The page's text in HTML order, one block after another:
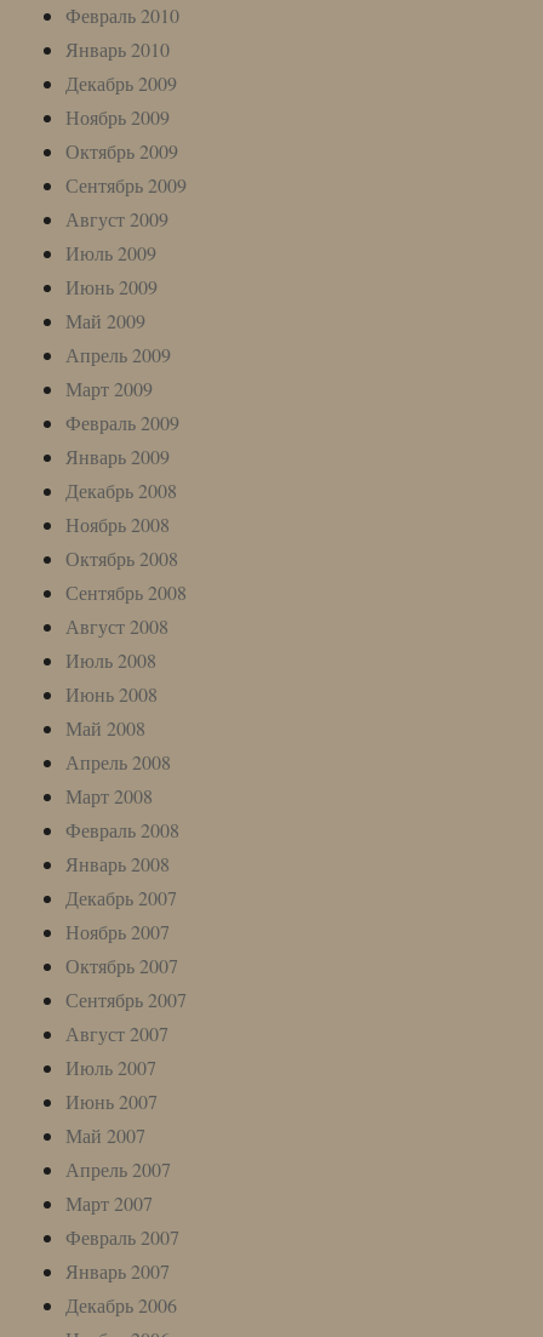
Февраль 2010
Январь 2010
Декабрь 2009
Ноябрь 2009
Октябрь 2009
Сентябрь 2009
Август 2009
Июль 2009
Июнь 2009
Май 2009
Апрель 2009
Март 2009
Февраль 2009
Январь 2009
Декабрь 2008
Ноябрь 2008
Октябрь 2008
Сентябрь 2008
Август 2008
Июль 2008
Июнь 2008
Май 2008
Апрель 2008
Март 2008
Февраль 2008
Январь 2008
Декабрь 2007
Ноябрь 2007
Октябрь 2007
Сентябрь 2007
Август 2007
Июль 2007
Июнь 2007
Май 2007
Апрель 2007
Март 2007
Февраль 2007
Январь 2007
Декабрь 2006